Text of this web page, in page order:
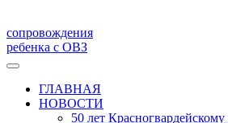
сопровождения
ребенка с ОВЗ
ГЛАВНАЯ
НОВОСТИ
50 лет